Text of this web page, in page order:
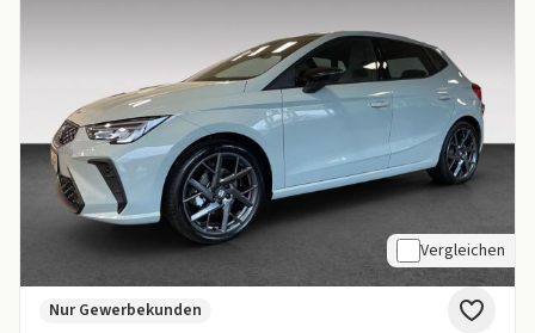
Vergleichen
Nur Gewerbekunden